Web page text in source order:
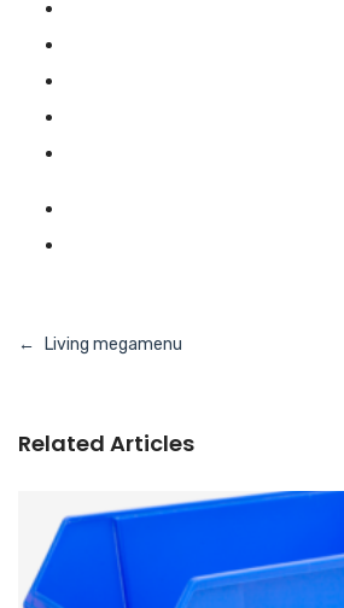
Navigasi
Living megamenu
Related Articles